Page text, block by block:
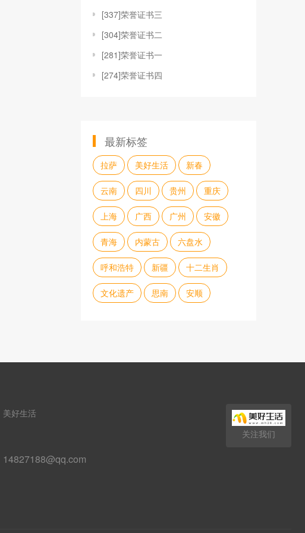
[337]荣誉证书三
[304]荣誉证书二
[281]荣誉证书一
[274]荣誉证书四
最新标签
拉萨 美好生活 新春
云南 四川 贵州 重庆
上海 广西 广州 安徽
青海 内蒙古 六盘水
呼和浩特 新疆 十二生肖
文化遗产 思南 安顺
美好生活
14827188@qq.com
关注我们